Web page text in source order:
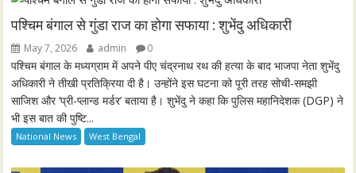
n
s
l
s
पश्चिम बंगाल से गुंडा राज का होगा सफाया : शुभेंदु अधिकारी
May 7, 2026 admin 0
पश्चिम बंगाल के मध्यग्राम में अपने पीए चंद्रनाथ रथ की हत्या के बाद भाजपा नेता शुभेंदु
अधिकारी ने तीखी प्रतिक्रिया दी है। उन्होंने इस घटना को पूरी तरह सोची-समझी
साजिश और ‘प्री-प्लान्ड मर्डर’ बताया है। शुभेंदु ने कहा कि पुलिस महानिदेशक (DGP) ने
भी इस बात की पुष्टि...
National News West Bengal